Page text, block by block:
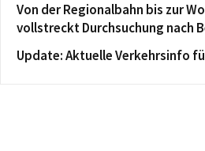
Von der Regionalbahn bis zur
vollstreckt Durchsuchung nach
Update: Aktuelle Verkehrsinfo